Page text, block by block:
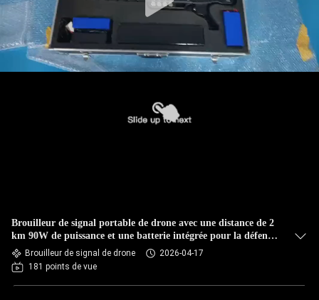
Brouilleur de signal portable de drone avec une distance de 2
km 90W de puissance et une batterie intégrée pour la défense
des drones
Brouilleur de signal de drone
2026-04-17
181 points de vue